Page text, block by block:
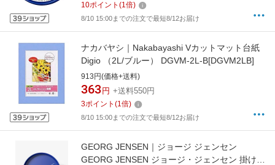
10ポイント (1倍)
8/10 15:00までの注文で最短8/12お届け
ナカバヤシ｜Nakabayashi Vカットマット台紙
Digio （2L/ブルー） DGVM-2L-B[DGVM2LB]
913円(価格+送料)
363 円 +送料550円
3ポイント (1倍)
8/10 15:00までの注文で最短8/12お届け
GEORG JENSEN｜ジョージ ジェンセン
GEORG JENSEN ジョージ・ジェンセン 掛け時